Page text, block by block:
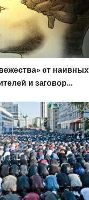
от наивных
и заговор...